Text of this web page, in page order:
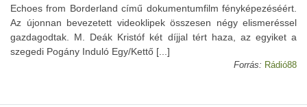
Echoes from Borderland című dokumentumfilm fényképezéséért.
Az újonnan bevezetett videoklipek összesen négy elismeréssel
gazdagodtak. M. Deák Kristóf két díjjal tért haza, az egyiket a
szegedi Pogány Induló Egy/Kettő [...]
Forrás: Rádió88